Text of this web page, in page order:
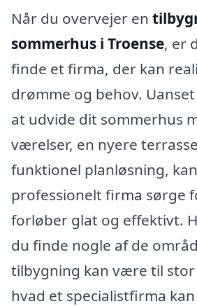
Når du overvejer en
sommerhus i Troense, er
finde et firma, der kan
drømme og behov.
at udvide dit sommerhus
værelser, en nyere
funktionel planløsning,
professionelt firma sørge
forløber glat og effektivt.
du finde nogle af de
tilbygning kan være til
hvad et specialistfirma